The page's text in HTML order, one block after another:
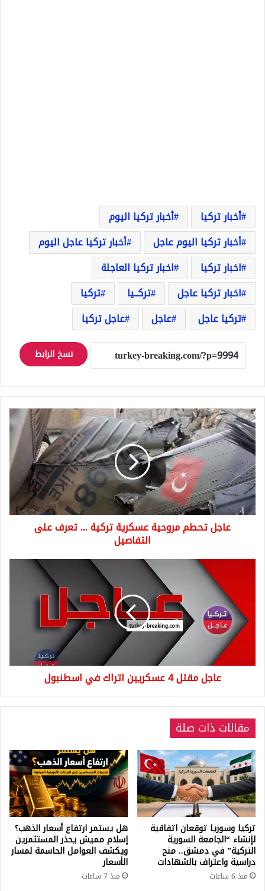
أخبار تركيا
أخبار تركيا اليوم
أخبار تركيا اليوم عاجل
أخبار تركيا عاجل اليوم
اخبار تركيا
اخبار تركيا العاجلة
اخبار تركيا عاجل
تركــيا
تركيا
تركيا عاجل
عاجل عاجل تركيا
نسخ الرابط
عاجل
تحطم
مروحية
عسكرية
تركية
...
تعرف
على
التفاصيل
عاجل تحطم مروحية عسكرية تركية ... تعرف على
التفاصيل
عسكريين
اتراك
في
اسطنبول
عاجل مقتل 4 عسكريين اتراك في اسطنبول
مقالات ذات صلة
تركيا وسوريا توقعان اتفاقية
لإنشاء “الجامعة السورية
التركية” في دمشق.. منح
دراسية واعتراف بالشهادات
منذ 6 ساعات
هل يستمر ارتفاع أسعار الذهب؟
إسلام مميش يحذر المستثمرين
ويكشف العوامل الحاسمة لمسار
الأسعار
منذ 7 ساعات